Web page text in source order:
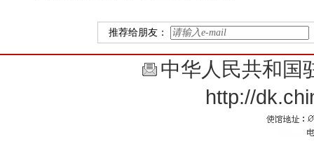
推荐给朋友：
中华人民共和国
http://